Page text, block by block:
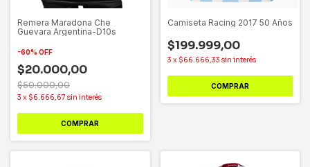
Remera Maradona Che
Guevara Argentina-D10s
-60% OFF
$20.000,00
$50.000,00
3 x $6.666,67 sin interés
COMPRAR
Camiseta Racing 2017 50 Años
$199.999,00
3 x $66.666,33 sin interés
COMPRAR